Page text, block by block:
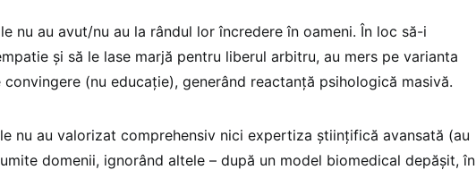
nu au avut/nu au la rândul lor încredere în oameni. În loc să-i
și să le lase marjă pentru liberul arbitru, au mers pe varianta
convingere (nu educație), generând reactanță psihologică masivă.
nu au valorizat comprehensiv nici expertiza științifică avansată (au
domenii, ignorând altele – după un model biomedical depășit, în